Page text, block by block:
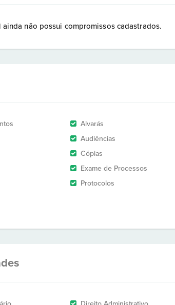
ainda não possui compromissos cadastrados.
Alvarás
Audiências
Cópias
Exame de Processos
Protocolos